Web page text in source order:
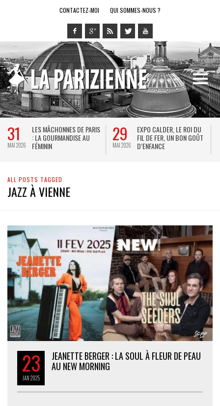
CONTACTEZ-MOI QUI SOMMES-NOUS ?
31
MAI 2026
LES MÂCHONNES DE PARIS
: LA GOURMANDISE AU
FÉMININ
29
MAI 2026
EXPO CALDER, LE ROI DU
FIL DE FER, UN BON GOÛT
D’ENFANCE
ALL POSTS TAGGED
JAZZ À VIENNE
23
JAN2025
JEANETTE BERGER : LA SOUL À FLEUR DE PEAU
AU NEW MORNING